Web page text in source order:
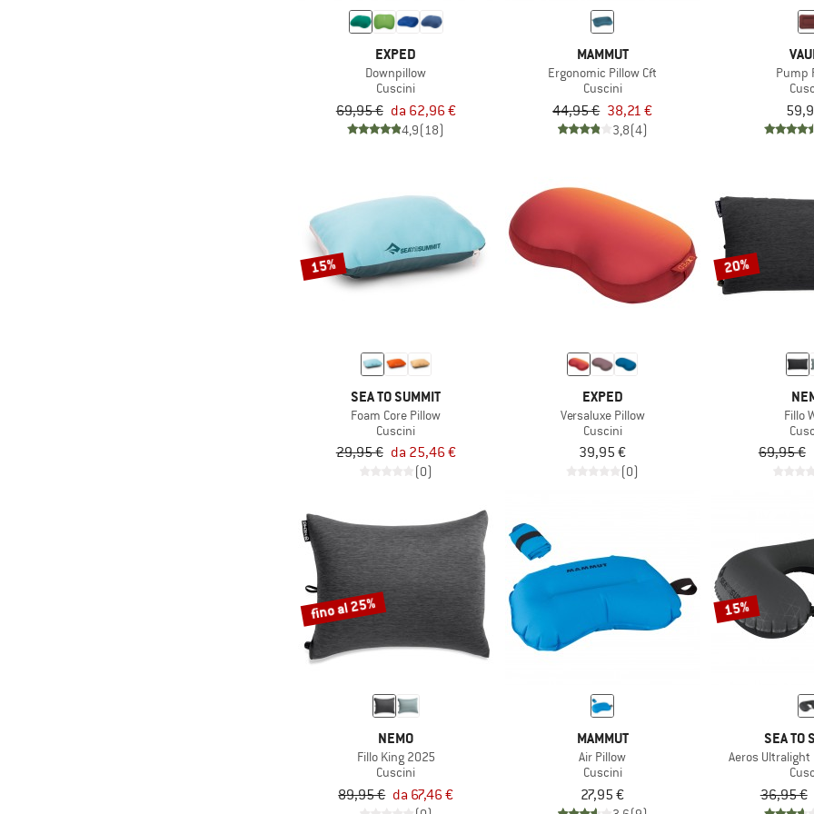
EXPED
Downpillow
Cuscini
69,95 € da 62,96 €
4,9(18)
MAMMUT
Ergonomic Pillow Cft
Cuscini
44,95 € 38,21 €
3,8(4)
Pump
15%
SEA TO SUMMIT
Foam Core Pillow
Cuscini
29,95 € da 25,46 €
(0)
EXPED
Versaluxe Pillow
Cuscini
39,95 €
(0)
20%
Fillo
69,95 €
fino al 25%
NEMO
Fillo King 2025
Cuscini
89,95 € da 67,46 €
MAMMUT
Air Pillow
Cuscini
27,95 €
15%
SEA TO
Aeros Ultralight
36,95 €